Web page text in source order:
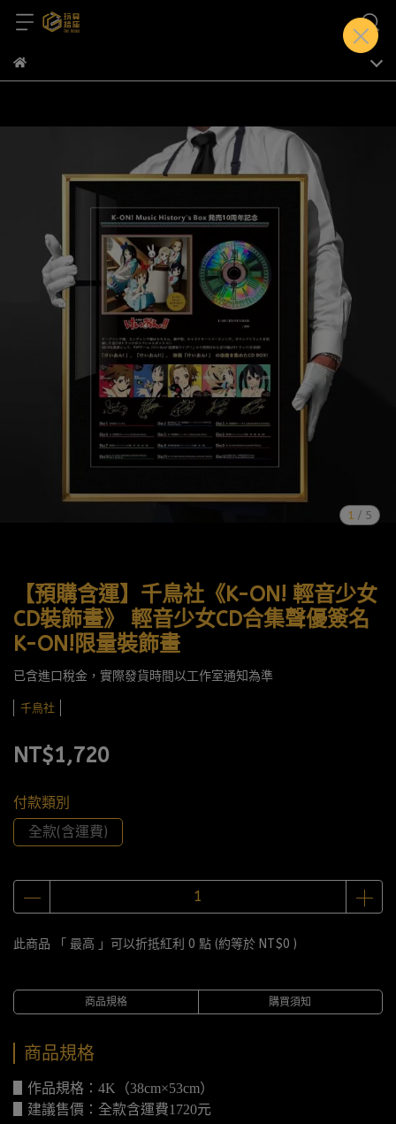
1 / 5
【預購含運】千鳥社《K-ON! 輕音少女
CD裝飾畫》 輕音少女CD合集聲優簽名
K-ON!限量裝飾畫
已含進口稅金，實際發貨時間以工作室通知為準
千鳥社
NT$1,720
付款類別
全款(含運費)
此商品 「 最高 」可以折抵紅利 0 點 (約等於 NT$0 )
商品規格 購買須知
商品規格
▋作品規格：4K（38cm×53cm）
▋建議售價：全款含運費1720元